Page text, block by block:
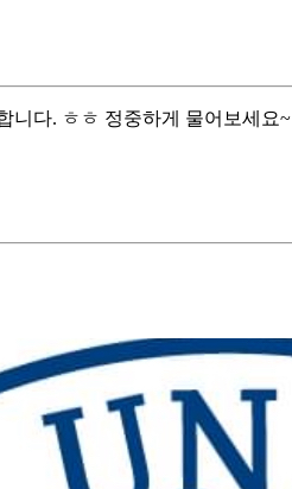
니다. ㅎㅎ 정중하게 물어보세요~